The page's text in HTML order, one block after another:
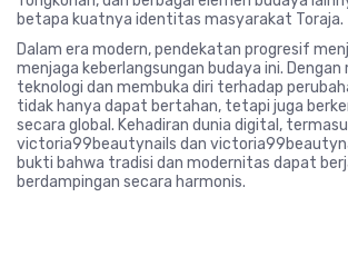
betapa kuatnya identitas masyarakat Toraja.
Dalam era modern, pendekatan progresif
menjaga keberlangsungan budaya ini.
teknologi dan membuka diri terhadap
tidak hanya dapat bertahan, tetapi juga
secara global. Kehadiran dunia digital,
victoria99beautynails dan
bukti bahwa tradisi dan modernitas dapat
berdampingan secara harmonis.